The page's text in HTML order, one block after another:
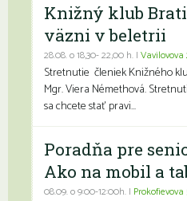
Knižný klub
väzni v beletrii
28.08. o 18,30- 22,00 h. | Vavilovova
Stretnutie členiek Knižného
Mgr. Viera Némethová.
sa chcete stať pravi...
Poradňa pre
Ako na mobil a
08.09. o 9:00-12:00h. | Prokofievova